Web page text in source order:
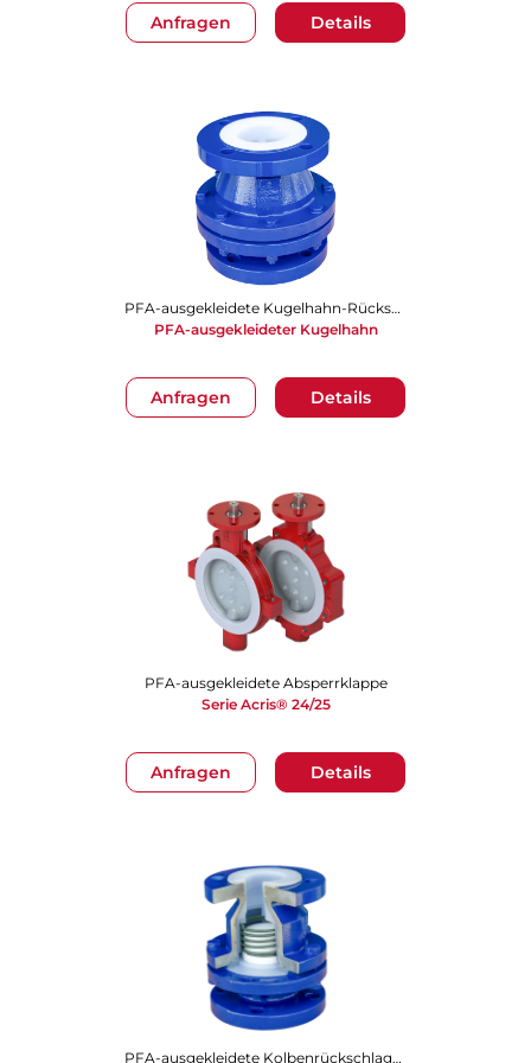
Anfragen Details
Anfragen Details
PFA-ausgekleidete Kugelhahn-Rückschlagklappe (BCV)
PFA-ausgekleideter Kugelhahn
Anfragen Details
PFA-ausgekleidete Absperrklappe
Serie Acris® 24/25
PFA-ausgekleidete Kolbenrückschlagklappe (PCV)